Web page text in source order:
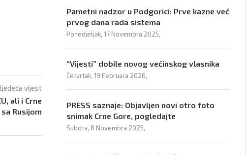
vijest
ali i Crne
sa Rusijom
Pametni nadzor u Podgorici: Prve kazne već
prvog dana rada sistema
Ponedjeljak, 17 Novembra 2025,
“Vijesti” dobile novog većinskog vlasnika
Četvrtak, 19 Februara 2026,
PRESS saznaje: Objavljen novi otro foto
snimak Crne Gore, pogledajte
Subota, 8 Novembra 2025,